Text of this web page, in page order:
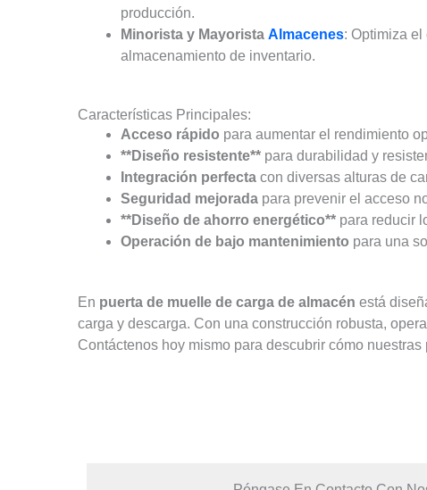
producción.
Minorista y Mayorista Almacenes: Optimiza
almacenamiento de inventario.
Características Principales:
Acceso rápido para aumentar el rendimiento
**Diseño resistente** para durabilidad y
Integración perfecta con diversas alturas de
Seguridad mejorada para prevenir el acceso
**Diseño de ahorro energético** para reducir
Operación de bajo mantenimiento para una
En puerta de muelle de carga de almacén está
carga y descarga. Con una construcción robusta,
Contáctenos hoy mismo para descubrir cómo